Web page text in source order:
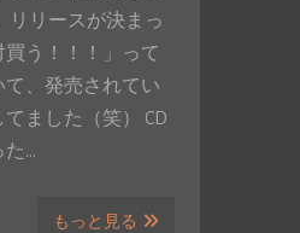
リリースが決まっ
買う！！！」って
、発売されてい
ました（笑） CD
た…
もっと見る